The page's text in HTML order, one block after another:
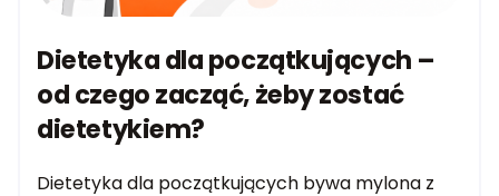
Dietetyka dla początkujących –
od czego zacząć, żeby zostać
dietetykiem?
Dietetyka dla początkujących bywa mylona z